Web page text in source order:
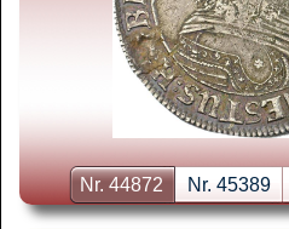
Nr. 44872 Nr. 45389